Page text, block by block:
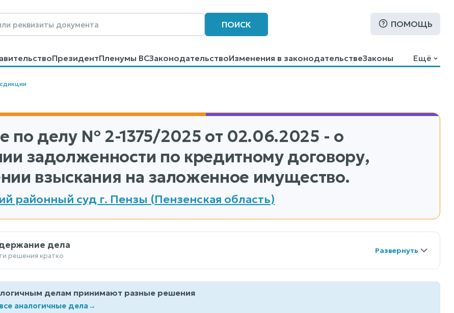
ПОИСК ПОМОЩЬ
ПрезидентПленумы ВСЗаконодательствоИзменения в законодательствеЗаконы
КонтактыПомощьПоиск
Ещё
по делу № 2-1375/2025 от 02.06.2025 - о
задолженности по кредитному договору,
взыскания на заложенное имущество.
районный суд г. Пензы (Пензенская область)
дела
решения кратко
делам принимают разные решения
аналогичные дела→